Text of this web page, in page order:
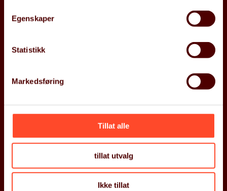
Egenskaper
Statistikk
Markedsføring
Tillat alle
tillat utvalg
Ikke tillat
Åpenhetsloven
Ta kontakt
contact@gritera.com
0157 Oslo
Org.nr. 927 597 535
© 2026 Gritera. Alle rettigheter reservert